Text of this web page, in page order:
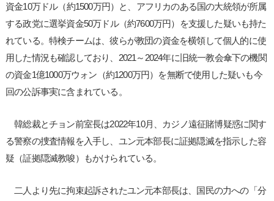
資金10万ドル（約1500万円）と、アフリカのある国の大統領が所属
する政党に選挙資金50万ドル（約7600万円）を支援した疑いも持た
れている。特検チームは、彼らが教団の資金を横領して個人的に使
用した情況も確認しており、2021～2024年に旧統一教会傘下の機関
の資金1億1000万ウォン（約1200万円）を無断で使用した疑いも今
回の公訴事実に含まれている。
韓総裁とチョン前室長は2022年10月、カジノ遠征賭博疑惑に関す
る警察の捜査情報を入手し、ユン元本部長に証拠隠滅を指示した容
疑（証拠隠滅教唆）もかけられている。
二人より先に拘束起訴されたユン元本部長は、国民の力への「分